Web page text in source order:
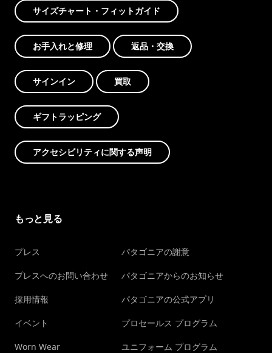
サイズチャート・フィットガイド
お手入れと修理 返品・交換
サインイン 買取
ギフトラッピング
アクセシビリティに関する声明
もっと見る
プレス
プレスへのお問い合わせ
採用情報
イベント
Worn Wear
パタゴニアの謝意
パタゴニアからのお知らせ
パタゴニアの公式アプリ
プロセールス プログラム
ユニフォーム プログラム